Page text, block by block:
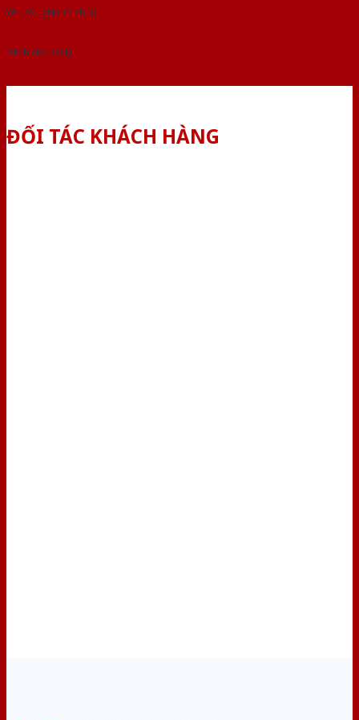
Yêu cầu gọi lại (3 phút)
Dành cho đại lý
ĐỐI TÁC KHÁCH HÀNG